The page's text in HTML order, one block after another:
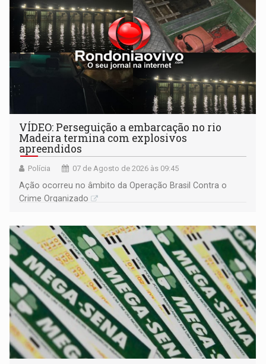
VÍDEO: Perseguição a embarcação no rio
Madeira termina com explosivos
apreendidos
Polícia 07 de Agosto de 2026 às 09:45
Ação ocorreu no âmbito da Operação Brasil Contra o
Crime Organizado